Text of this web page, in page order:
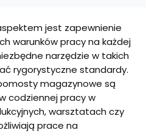
jest zapewnienie
warunków pracy na każdej
narzędzie w takich
rygorystyczne standardy.
magazynowe są
codziennej pracy w
warsztatach czy
prace na